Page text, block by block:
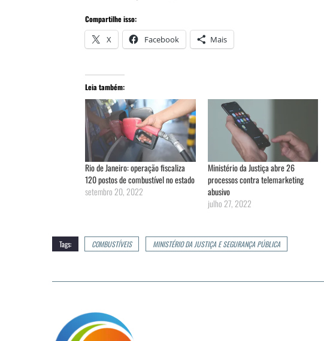
Compartilhe isso:
X Facebook Mais
Leia também:
Rio de Janeiro: operação fiscaliza
120 postos de combustível no estado
setembro 20, 2022
Ministério da Justiça abre 26
processos contra telemarketing
abusivo
julho 27, 2022
Tags: COMBUSTÍVEIS MINISTÉRIO DA JUSTIÇA E SEGURANÇA PÚBLICA